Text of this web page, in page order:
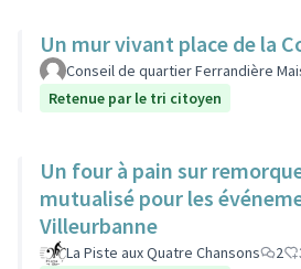
Un mur vivant place de la
Conseil de quartier Ferrandière
Retenue par le tri citoyen
Un four à pain sur
mutualisé pour les
Villeurbanne
La Piste aux Quatre Chansons 2